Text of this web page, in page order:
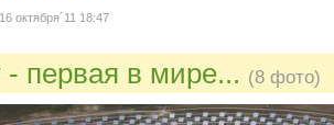
16 октября´11 18:47
- первая в мире... (8 фото)